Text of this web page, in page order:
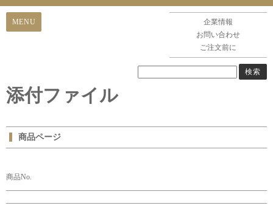
企業情報
お問い合わせ
ご注文前に
添付ファイル
商品ページ
商品No.